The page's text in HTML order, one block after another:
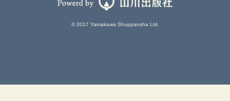
© 2017 Yamakawa Shuppansha Ltd.